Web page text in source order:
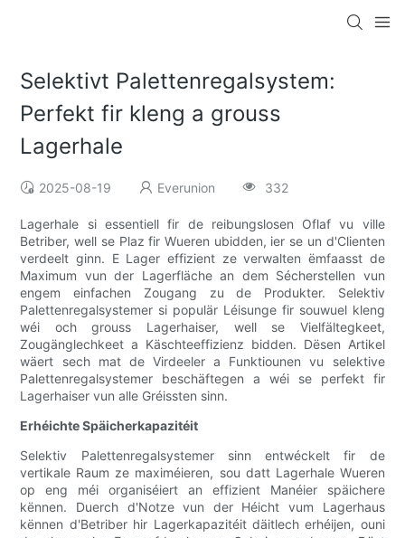
Selektivt Palettenregalsystem:
Perfekt fir kleng a grouss
Lagerhale
2025-08-19 Everunion 332
Lagerhale si essentiell fir de reibungslosen Oflaf vu ville
Betriber, well se Plaz fir Wueren ubidden, ier se un d'Clienten
verdeelt ginn. E Lager effizient ze verwalten ëmfaasst de
Maximum vun der Lagerfläche an dem Sécherstellen vun
engem einfachen Zougang zu de Produkter. Selektiv
Palettenregalsystemer si populär Léisunge fir souwuel kleng
wéi och grouss Lagerhaiser, well se Vielfältegkeet,
Zougänglechkeet a Käschteeffizienz bidden. Dësen Artikel
wäert sech mat de Virdeeler a Funktiounen vu selektive
Palettenregalsystemer beschäftegen a wéi se perfekt fir
Lagerhaiser vun alle Gréissten sinn.
Erhéichte Späicherkapazitéit
Selektiv Palettenregalsystemer sinn entwéckelt fir de
vertikale Raum ze maximéieren, sou datt Lagerhale Wueren
op eng méi organiséiert an effizient Manéier späichere
kënnen. Duerch d'Notze vun der Héicht vum Lagerhaus
kënnen d'Betriber hir Lagerkapazitéit däitlech erhéijen, ouni